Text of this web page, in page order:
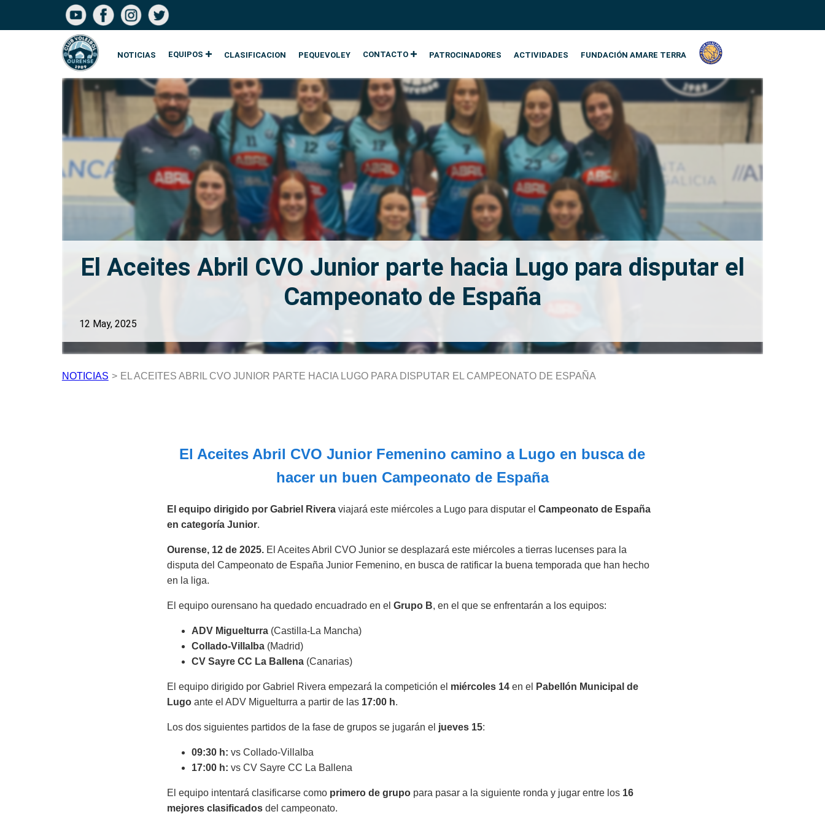
NOTICIAS EQUIPOS CLASIFICACION PEQUEVOLEY CONTACTO PATROCINADORES ACTIVIDADES FUNDACIÓN AMARE TERRA
El Aceites Abril CVO Junior parte hacia Lugo para disputar el
Campeonato de España
12 May, 2025
NOTICIAS > EL ACEITES ABRIL CVO JUNIOR PARTE HACIA LUGO PARA DISPUTAR EL CAMPEONATO DE ESPAÑA
El Aceites Abril CVO Junior Femenino camino a Lugo en busca de
hacer un buen Campeonato de España
El equipo dirigido por Gabriel Riveraviajará este miércoles a Lugo para disputar el Campeonato de España
en categoría Junior.
Ourense, 12 de 2025.El Aceites Abril CVO Junior se desplazará este miércoles a tierras lucenses para la
disputa del Campeonato de España Junior Femenino, en busca de ratificar la buena temporada que han hecho
en la liga.
El equipo ourensano ha quedado encuadrado en el Grupo B, en el que se enfrentarán a los equipos:
ADV Miguelturra(Castilla-La Mancha)
Collado-Villalba(Madrid)
CV Sayre CC La Ballena(Canarias)
El equipo dirigido por Gabriel Rivera empezará la competición el miércoles 14en el
Pabellón Municipal de
Lugoante el ADV Miguelturra a partir de las 17:00 h.
Los dos siguientes partidos de la fase de grupos se jugarán el jueves 15:
09:30 h: vs Collado-Villalba
17:00 h: vs CV Sayre CC La Ballena
El equipo intentará clasificarse como primero de grupopara pasar a la siguiente ronda y jugar entre los 16
mejores clasificadosdel campeonato.